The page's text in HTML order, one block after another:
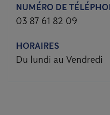
NUMÉRO DE
03 87 61 82 09
HORAIRES
Du lundi au Vendredi